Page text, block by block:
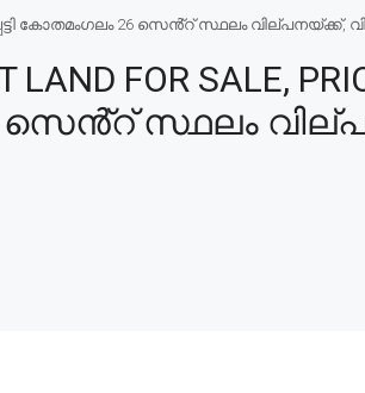
വാരപ്പെട്ടി കോതമംഗലം 26 സെൻ്റ് സ്ഥലം
FOR SALE,
26 സെൻ്റ് സ്ഥലം